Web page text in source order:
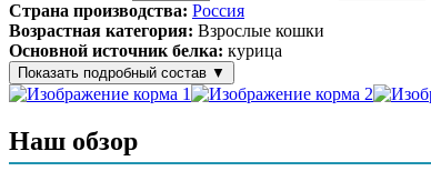
Страна производства: Россия
Возрастная категория: Взрослые кошки
Основной источник белка: курица
Показать подробный состав ▼
мясо и мясные ингредиенты – 34,4% (в т.ч. свежее
Наш обзор